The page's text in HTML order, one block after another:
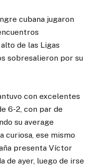
cubana jugaron
de las Ligas
sobresalieron por su
con excelentes
6-2, con par de
su average
curiosa, ese mismo
presenta Víctor
de ayer, luego de irse